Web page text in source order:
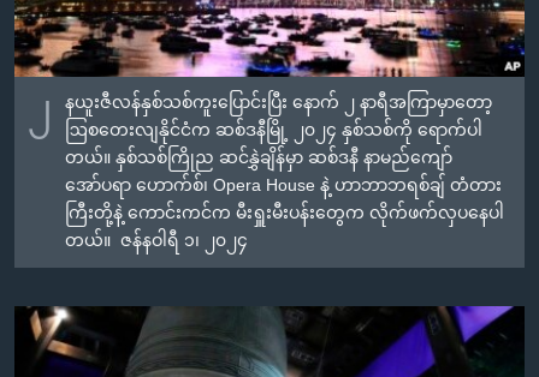
၂
နယူးဇီလန်နှစ်သစ်ကူးပြောင်းပြီး နောက် ၂ နာရီအကြာမှာတော့
ဩစတေးလျနိုင်ငံက ဆစ်ဒနီမြို့ ၂၀၂၄ နှစ်သစ်ကို ရောက်ပါ
တယ်။ နှစ်သစ်ကြိုည ဆင်နွှဲချိန်မှာ ဆစ်ဒနီ နာမည်ကျော်
အော်ပရာ ဟောက်စ်၊ Opera House နဲ့ ဟာဘာဘရစ်ချ် တံတား
ကြီးတို့နဲ့ ကောင်းကင်က မီးရှူးမီးပန်းတွေက လိုက်ဖက်လှပနေပါ
တယ်။ ဇန်နဝါရီ ၁၊ ၂၀၂၄